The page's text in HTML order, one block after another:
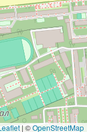
|©OpenStreetMap